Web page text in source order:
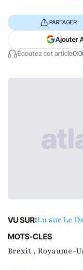
Écoutez cet article
PARTAGER
Ajouter
VU SUR:Lu sur Le
MOTS-CLES
Brexit , Royaume-